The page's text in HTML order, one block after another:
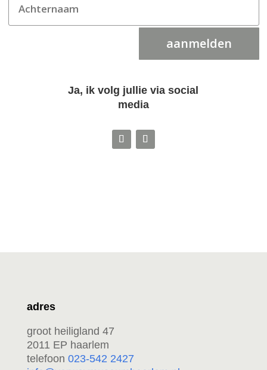
aanmelden
Ja, ik volg jullie via social
media
adres
groot heiligland 47
2011 EP haarlem
telefoon 023-542 2427